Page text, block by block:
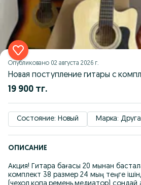
Опубликовано 02 августа 2026 г.
Новая поступление гитары с
19 900 тг.
Состояние: Новый Марка:
ОПИСАНИЕ
Акция! Гитара бағасы 20 мынан
комплект 38 размер 24 мың теңге